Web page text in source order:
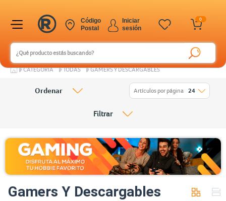
0
Iniciar
sesión
Código
Postal
CATEGORÍA TODAS GAMERS Y DESCARGABLES
Gamers Y Descargables
Ordenar Artículos por página 24
Filtrar